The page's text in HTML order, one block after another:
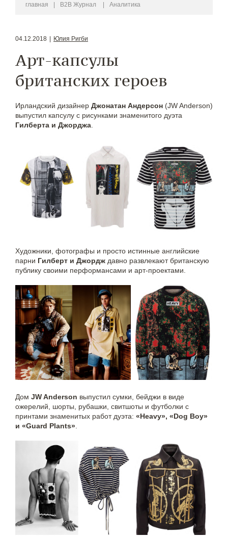
главная B2B Журнал Аналитика
04.12.2018 Юлия Ригби
Арт-капсулы
британских героев
Ирландский дизайнер Джонатан Андерсон (JW Anderson)
выпустил капсулу с рисунками знаменитого дуэта
Гилберта и Джорджа
Художники, фотографы и просто истинные английские
парни Гилберт и Джордж давно развлекают британскую
публику своими перформансами и арт-проектами.
Дом JW Anderson выпустил сумки, бейджи в виде
ожерелий, шорты, рубашки, свитшоты и футболки с
принтами знаменитых работ дуэта: «Heavy», «Dog Boy»
и «Guard Plants»